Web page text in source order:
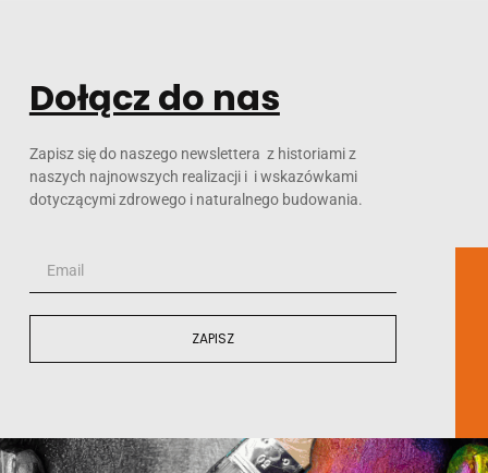
Dołącz do nas
Zapisz się do naszego newslettera z historiami z
naszych najnowszych realizacji i i wskazówkami
dotyczącymi zdrowego i naturalnego budowania.
ZAPISZ